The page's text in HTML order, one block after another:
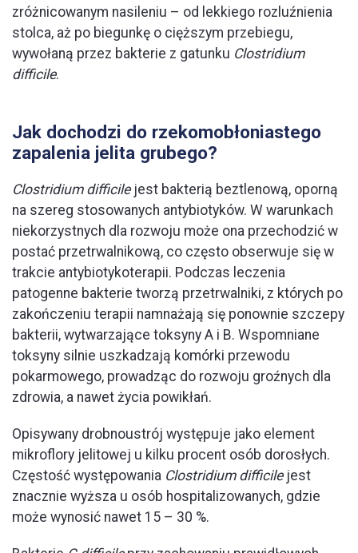
zróżnicowanym nasileniu – od lekkiego rozluźnienia
stolca, aż po biegunkę o cięższym przebiegu,
wywołaną przez bakterie z gatunku Clostridium
difficile.
Jak dochodzi do rzekomobłoniastego
zapalenia jelita grubego?
Clostridium difficilejest bakterią beztlenową, oporną
na szereg stosowanych antybiotyków. W warunkach
niekorzystnych dla rozwoju może ona przechodzić w
postać przetrwalnikową, co często obserwuje się w
trakcie antybiotykoterapii. Podczas leczenia
patogenne bakterie tworzą przetrwalniki, z których po
zakończeniu terapii namnażają się ponownie szczepy
bakterii, wytwarzające toksyny A i B. Wspomniane
toksyny silnie uszkadzają komórki przewodu
pokarmowego, prowadząc do rozwoju groźnych dla
zdrowia, a nawet życia powikłań.
Opisywany drobnoustrój występuje jako element
mikroflory jelitowej u kilku procent osób dorosłych.
Częstość występowania Clostridium difficilejest
znacznie wyższa u osób hospitalizowanych, gdzie
może wynosić nawet 15 – 30 %.